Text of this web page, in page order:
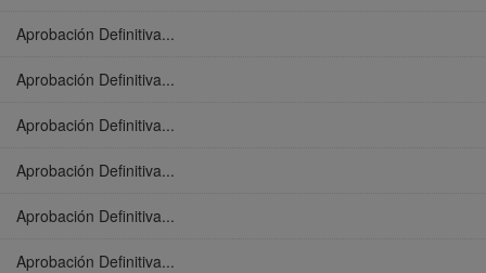
Aprobación Definitiva...
Aprobación Definitiva...
Aprobación Definitiva...
Aprobación Definitiva...
Aprobación Definitiva...
Aprobación Definitiva...